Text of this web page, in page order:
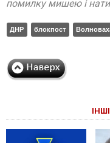
помилку мишею і
ДНР блокпост